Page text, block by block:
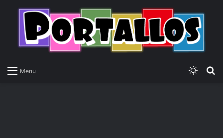
Menu